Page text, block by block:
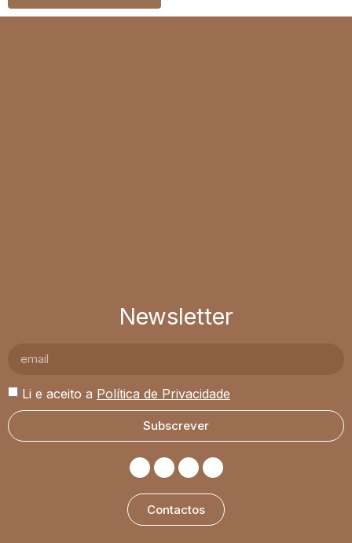
Newsletter
Li e aceito a Política de Privacidade
Subscrever
Contactos